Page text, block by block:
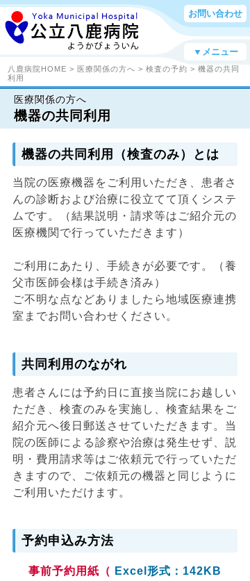
お問い合わせ
▼メニュー
八鹿病院HOME > 医療関係の方へ > 検査の予約 > 機器の共同
利用
医療関係の方へ
機器の共同利用
機器の共同利用（検査のみ）とは
当院の医療機器をご利用いただき、患者さ
んの診断および治療に役立てて頂くシステ
ムです。（結果説明・請求等はご紹介元の
医療機関で行っていただきます）
ご利用にあたり、手続きが必要です。（養
父市医師会様は手続き済み）
ご不明な点などありましたら地域医療連携
室までお問い合わせください。
共同利用のながれ
患者さんには予約日に直接当院にお越しい
ただき、検査のみを実施し、検査結果をご
紹介元へ後日郵送させていただきます。当
院の医師による診察や治療は発生せず、説
明・費用請求等はご依頼元で行っていただ
きますので、ご依頼元の機器と同じように
ご利用いただけます。
予約申込み方法
事前予約用紙（ Excel形式：142KB